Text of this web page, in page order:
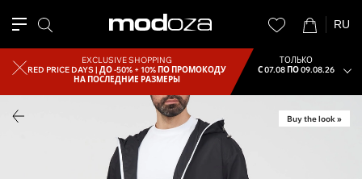
RU
EXCLUSIVE SHOPPING
RED PRICE DAYS |ДО -50% + 10% ПО ПРОМОКОДУ
НА ПОСЛЕДНИЕ РАЗМЕРЫ
ТОЛЬКО
С 07.08 ПО 09.08.26
Buy the look »